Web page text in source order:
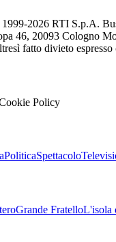
2026 RTI S.p.A.
46, 20093 Cologno
fatto divieto
Policy
PoliticaSpettacolo
Grande FratelloL'isola